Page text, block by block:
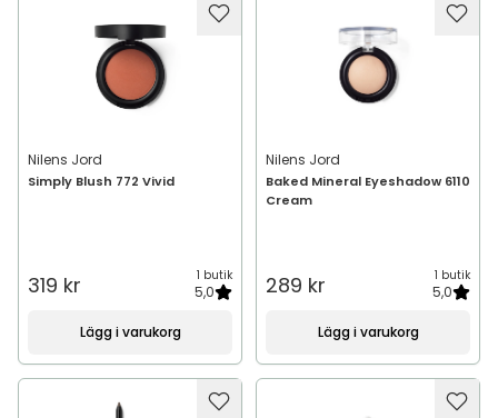
Nilens Jord
Simply Blush 772 Vivid
319 kr 1 butik
5,0
Lägg i varukorg
Nilens Jord
Baked Mineral Eyeshadow 6110
Cream
289 kr 1 butik
5,0
Lägg i varukorg